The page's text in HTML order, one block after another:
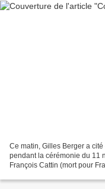
Ce matin, Gilles Berger a
pendant la cérémonie du 11
François Cattin (mort pour